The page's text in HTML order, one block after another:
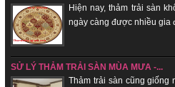
Hiện nay, thảm trải sàn
ngày càng được nhiều gia
SỬ LÝ THẢM TRẢI SÀN MÙA MƯA -...
Thảm trải sàn cũng giống